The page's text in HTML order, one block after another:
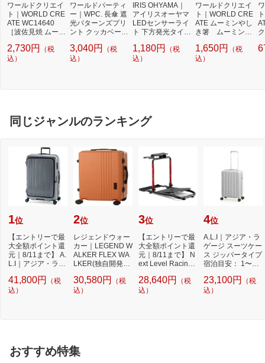
ワールドクリエイ
ト｜WORLD CRE
ATE WC14640
［波佐見焼 ムーミ
ット レッド］
2,730円
（税
込）
ワールドパーティ
ー｜WPC. 長傘 遮
光パターンズプリ
ント クッカベージ
ージュ PPAL-288-
101 [晴雨兼用傘 /5
3,040円
（税
込）
IRIS OHYAMA｜
アイリスオーヤマ
LEDセンサーライ
ト 下方発光タイプ
式]
1,180円
（税
込）
ワールドクリエイ
ト｜WORLD CRE
ATE ムーミンやし
き箸 ムーミンや
1,650円
（税
込）
同じジャンルのランキング
1位
【エントリーで最
大全額ポイント還
元｜8/11まで】 A.
L.I｜アジア・ラゲ
41,800円
（税
込）
2位
レジェンドウォー
カー｜LEGEND W
ALKER FLEX WA
LKER(独自開発キ
ランク...
30,580円
（税
込）
3位
【エントリーで最
大全額ポイント還
元｜8/11まで】 N
ext Level Racing
ル...
28,640円
（税
込）
4位
A.L.I｜アジア・ラ
ゲージ スーツケー
ス ジッパータイプ
宿泊目安： 1〜3
23,100円
（税
込）
おすすめ特集